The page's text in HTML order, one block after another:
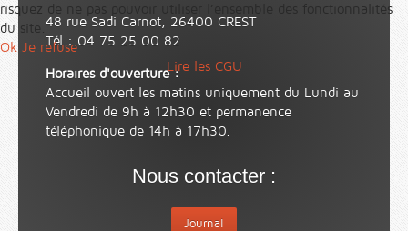
48 rue Sadi Carnot, 26400 CREST
Tél : 04 75 25 00 82
Horaires d'ouverture :
Accueil ouvert les matins uniquement du Lundi au
Vendredi de 9h à 12h30 et permanence
téléphonique de 14h à 17h30.
Nous contacter :
Journal
risquez de ne pas pouvoir utiliser l’ensemble des fonctionnalités
du site.
Ok Je refuse
Lire les CGU